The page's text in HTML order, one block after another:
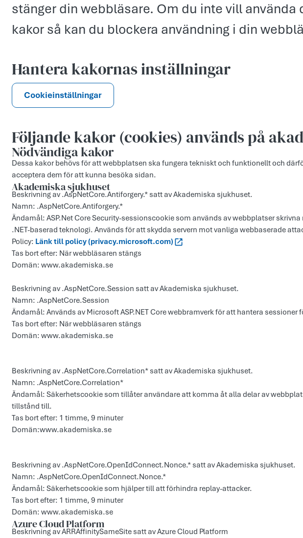
stänger din webbläsare. Om du inte vill använda
kakor så kan du blockera användning i din
Hantera kakornas inställningar
Cookieinställningar
Följande kakor (cookies) används på
Nödvändiga kakor
Dessa kakor behövs för att webbplatsen ska fungera tekniskt och funktionellt och
acceptera dem för att kunna besöka sidan.
Akademiska sjukhuset
Beskrivning av .AspNetCore.Antiforgery.* satt av Akademiska sjukhuset.
Namn: .AspNetCore.Antiforgery.*
Ändamål: ASP.Net Core Security-sessionscookie som används av webbplatser
.NET-baserad teknologi. Används för att skydda servern mot vanliga webbaserade
Policy: Länk till policy (privacy.microsoft.com)
Tas bort efter: När webbläsaren stängs
Domän: www.akademiska.se
Beskrivning av .AspNetCore.Session satt av Akademiska sjukhuset.
Namn: .AspNetCore.Session
Ändamål: Används av Microsoft ASP.NET Core webbramverk för att hantera sessioner
Tas bort efter: När webbläsaren stängs
Domän: www.akademiska.se
Beskrivning av .AspNetCore.Correlation* satt av Akademiska sjukhuset.
Namn: .AspNetCore.Correlation*
Ändamål: Säkerhetscookie som tillåter användare att komma åt alla delar av
tillstånd till.
Tas bort efter: 1 timme, 9 minuter
Domän:www.akademiska.se
Beskrivning av .AspNetCore.OpenIdConnect.Nonce.* satt av Akademiska sjukhuset.
Namn: .AspNetCore.OpenIdConnect.Nonce.*
Ändamål: Säkerhetscookie som hjälper till att förhindra replay-attacker.
Tas bort efter: 1 timme, 9 minuter
Domän: www.akademiska.se
Azure Cloud Platform
Beskrivning av ARRAffinitySameSite satt av Azure Cloud Platform